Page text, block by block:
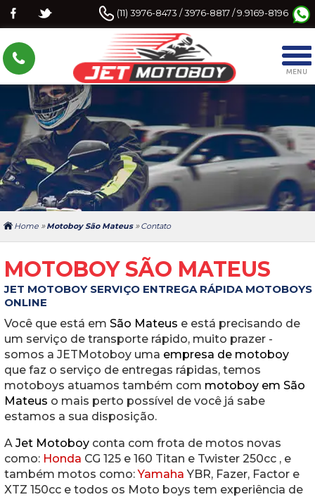
(11) 3976-8473 / 3976-8817 / 9.9169-8196
Home » Motoboy São Mateus » Contato
MOTOBOY SÃO MATEUS
JET MOTOBOY SERVIÇO ENTREGA RÁPIDA MOTOBOYS
ONLINE
Você que está emSão Mateus e está precisando de
um serviço de transporte rápido, muito prazer -
somos a JETMotoboy uma empresa de motoboy
que faz o serviço de entregas rápidas, temos
motoboys atuamos também com motoboy em São
Mateus o mais perto possível de você já sabe
estamos a sua disposição.
AJet Motoboy conta com frota de motos novas
como: Honda CG 125 e 160 Titan e Twister 250cc , e
também motos como:Yamaha YBR, Fazer, Factor e
XTZ 150cc e todos os Moto boys tem experiência de